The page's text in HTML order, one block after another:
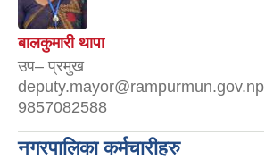
बालकुमारी थापा
उप– प्रमुख
deputy.mayor@rampurmun.gov.np
9857082588
नगरपालिका कर्मचारीहरु